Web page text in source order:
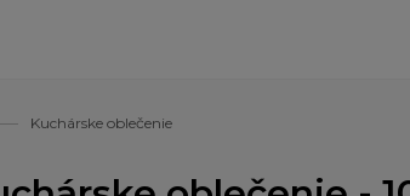
Kuchárske oblečenie